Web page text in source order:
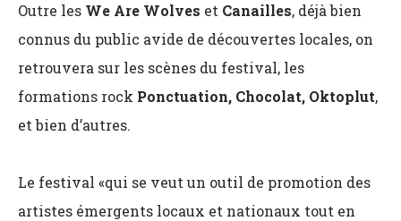
Outre les We Are Wolves et Canailles, déjà bien
connus du public avide de découvertes locales, on
retrouvera sur les scènes du festival, les
formations rock Ponctuation, Chocolat, Oktoplut,
et bien d’autres.
Le festival «qui se veut un outil de promotion des
artistes émergents locaux et nationaux tout en